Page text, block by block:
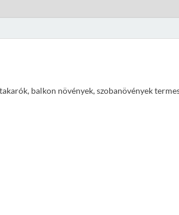
balkon növények, szobanövények